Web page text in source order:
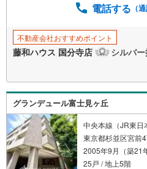
存
す
る
電話する （
不動産会社おすすめポイント
藤和ハウス 国分寺店 シルバ
グランデュール富士見ヶ丘
中央本線（JR東日
東京都杉並区宮前
2005年9月（築21
25戸 / 地上5階